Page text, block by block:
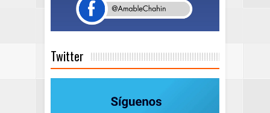
Twitter